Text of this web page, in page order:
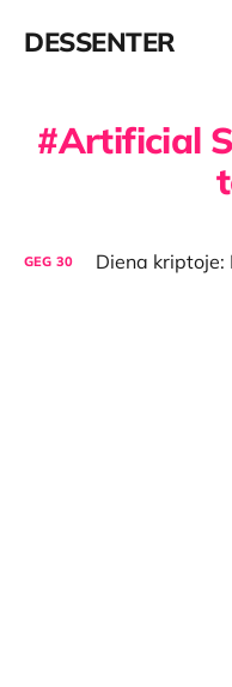
DESSENTER
Artificial
GEG 30